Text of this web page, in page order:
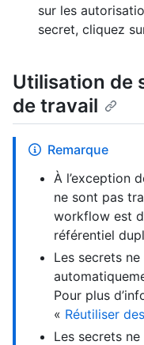
sur les
secret, cliquez
Utilisation de
de travail
Remarque
À l’exception
ne sont pas
workflow est
référentiel
Les secrets
Pour plus
« Réutiliser
Les secrets